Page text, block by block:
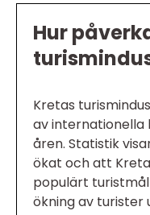
Hur
Kretas
av internationella
åren. Statistik
ökat och att
populärt turistmål
ökning av turister